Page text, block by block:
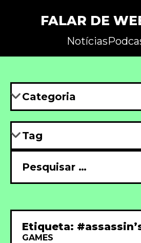
FALAR DE
Notícias
Etiqueta:
GAMES